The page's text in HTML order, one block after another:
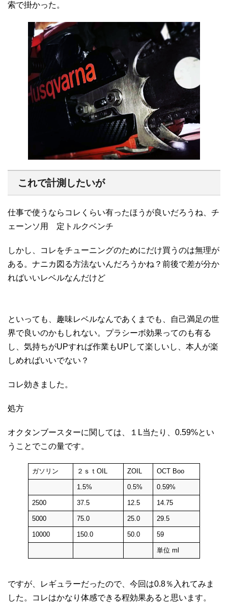
索で掛かった。
これで計測したいが
仕事で使うならコレくらい有ったほうが良いだろうね、チ
ェーンソ用 定トルクベンチ
しかし、コレをチューニングのためにだけ買うのは無理が
ある。ナニカ図る方法ないんだろうかね？前後で差が分か
ればいいレベルなんだけど
といっても、趣味レベルなんであくまでも、自己満足の世
界で良いのかもしれない。プラシーボ効果ってのも有る
し、気持ちがUPすれば作業もUPして楽しいし、本人が楽
しめればいいでない？
コレ効きました。
処方
オクタンブースターに関しては、１L当たり、0.59%とい
うことでこの量です。
ガソリン ２ｓｔOIL ZOIL OCT Boo
1.5% 0.5% 0.59%
2500 37.5 12.5 14.75
5000 75.0 25.0 29.5
10000 150.0 50.0 59
単位 ml
ですが、レギュラーだったので、今回は0.8％入れてみま
した。コレはかなり体感できる程効果あると思います。